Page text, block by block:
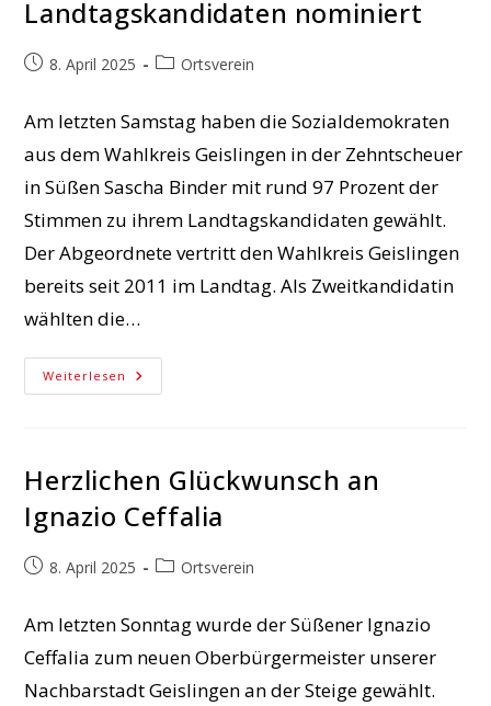
Landtagskandidaten nominiert
Beitrag8. April 2025
Beitrags-
Ortsverein
Am letzten Samstag haben die Sozialdemokraten
aus dem Wahlkreis Geislingen in der Zehntscheuer
in Süßen Sascha Binder mit rund 97 Prozent der
Stimmen zu ihrem Landtagskandidaten gewählt.
Der Abgeordnete vertritt den Wahlkreis Geislingen
bereits seit 2011 im Landtag. Als Zweitkandidatin
wählten die…
Weiterlesen Sascha
Binder
Nominiert
Herzlichen Glückwunsch an
Ignazio Ceffalia
Beitrag8. April 2025
Beitrags-
Ortsverein
Am letzten Sonntag wurde der Süßener Ignazio
Ceffalia zum neuen Oberbürgermeister unserer
Nachbarstadt Geislingen an der Steige gewählt.